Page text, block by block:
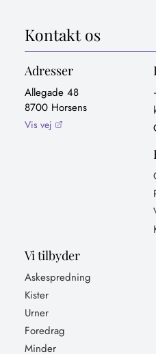
Kontakt os
Adresser
Allegade 48
8700 Horsens
Vis vej
Vi tilbyder
Askespredning
Kister
Urner
Foredrag
Minder